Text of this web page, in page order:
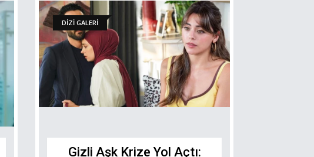
DİZİ GALERİ
Gizli Aşk Krize Yol Açtı: